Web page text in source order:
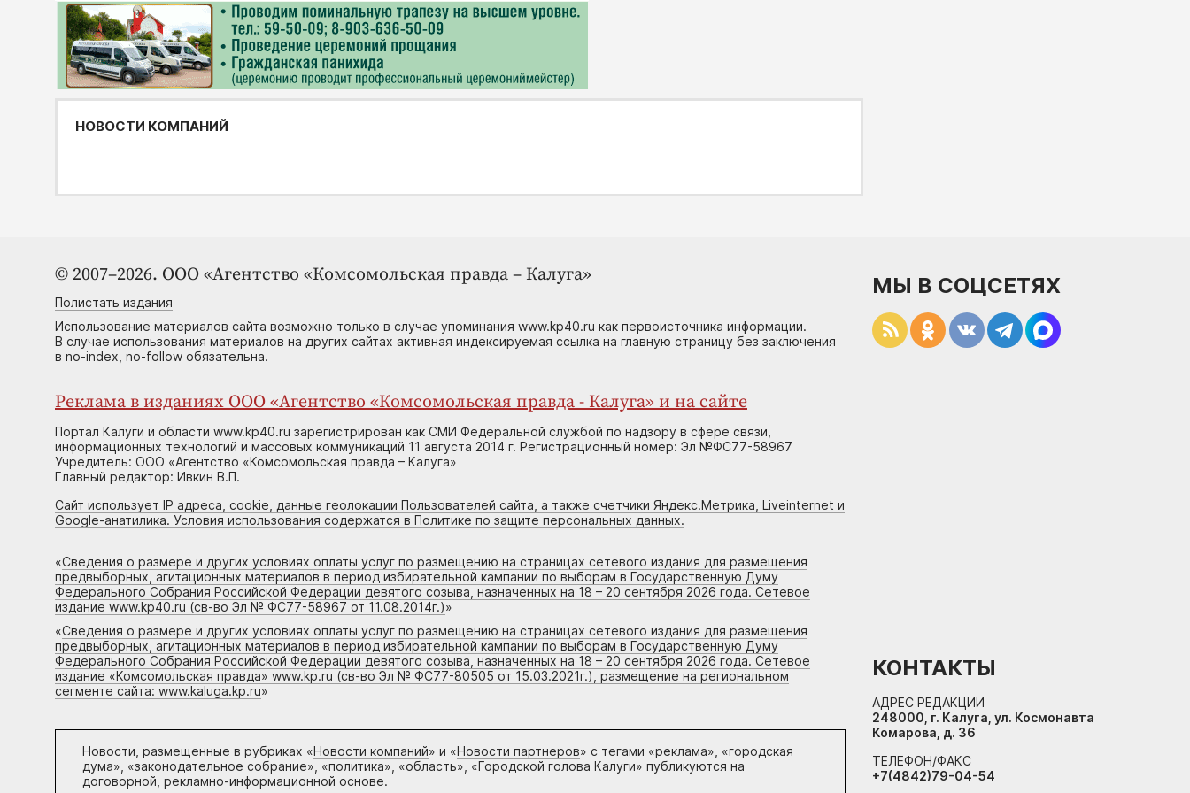
НОВОСТИ КОМПАНИЙ
© 2007–2026. ООО «Агентство «Комсомольская правда – Калуга»
Полистать издания
Использование материалов сайта возможно только в случае упоминания www.kp40.ru как первоисточника информации.
В случае использования материалов на других сайтах активная индексируемая ссылка на главную страницу без заключения
в no-index, no-follow обязательна.
Реклама в изданиях ООО «Агентство «Комсомольская правда - Калуга» и на сайте
Портал Калуги и области www.kp40.ru зарегистрирован как СМИ Федеральной службой по надзору в сфере связи,
информационных технологий и массовых коммуникаций 11 августа 2014 г. Регистрационный номер: Эл №ФС77-58967
Учредитель: ООО «Агентство «Комсомольская правда – Калуга»
Главный редактор: Ивкин В.П.
Сайт использует IP адреса, cookie, данные геолокации Пользователей сайта, а также счетчики Яндекс.Метрика, Liveinternet и
Google-анатилика. Условия использования содержатся в Политике по защите персональных данных.
«Сведения о размере и других условиях оплаты услуг по размещению на страницах сетевого издания для размещения
предвыборных, агитационных материалов в период избирательной кампании по выборам в Государственную Думу
Федерального Собрания Российской Федерации девятого созыва, назначенных на 18 – 20 сентября 2026 года. Сетевое
издание www.kp40.ru (св-во Эл № ФС77-58967 от 11.08.2014г.)»
«Сведения о размере и других условиях оплаты услуг по размещению на страницах сетевого издания для размещения
предвыборных, агитационных материалов в период избирательной кампании по выборам в Государственную Думу
Федерального Собрания Российской Федерации девятого созыва, назначенных на 18 – 20 сентября 2026 года. Сетевое
издание «Комсомольская правда» www.kp.ru (св-во Эл № ФС77-80505 от 15.03.2021г.), размещение на региональном
сегменте сайта: www.kaluga.kp.ru»
Новости, размещенные в рубриках «Новости компаний» и «Новости партнеров» с тегами «реклама», «городская
дума», «законодательное собрание», «политика», «область», «Городской голова Калуги» публикуются на
договорной, рекламно-информационной основе.
МЫ В СОЦСЕТЯХ
КОНТАКТЫ
АДРЕС РЕДАКЦИИ
248000, г. Калуга, ул. Космонавта
Комарова, д. 36
ТЕЛЕФОН/ФАКС
+7(4842)79-04-54